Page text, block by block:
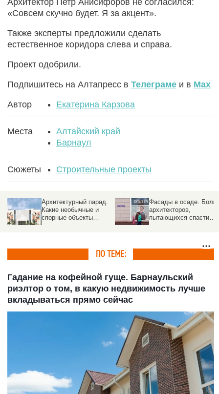
Архитектор Петр Анисифоров не согласился:
«Совсем скучно будет. Я за акцент».
Также эксперты предложили сделать
естественное коридора слева и справа.
Проект одобрили.
Подпишитесь на Алтапресс в Телеграме и в Max
Автор Екатерина Карзова
Места
Алтайский край
Барнаул
Сюжеты Строительные проекты
Архитектурный парад.
Какие необычные и
спорные объекты
Фасады в осаде. Боли
архитекторов,
пытающихся спасти
ПО ТЕМЕ:
Гадание на кофейной гуще. Барнаульский
риэлтор о том, в какую недвижимость лучше
вкладываться прямо сейчас